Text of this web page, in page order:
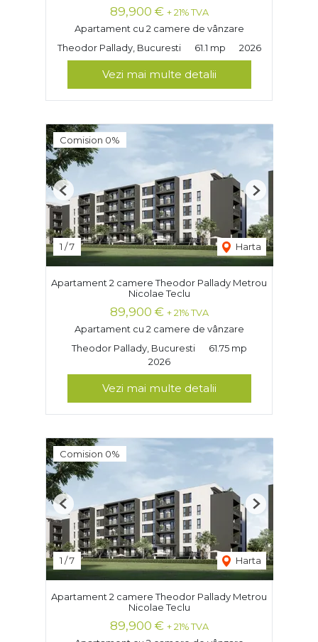
89,900 € + 21% TVA
Apartament cu 2 camere de vânzare
Theodor Pallady, Bucuresti
61.1 mp 2026
Vezi mai multe detalii
Comision 0%
1 /7 Harta
Previous Next
Apartament 2 camere Theodor Pallady Metrou
Nicolae Teclu
89,900 € + 21% TVA
Apartament cu 2 camere de vânzare
Theodor Pallady, Bucuresti
61.75 mp
2026
Vezi mai multe detalii
Comision 0%
1 /7 Harta
Previous Next
Apartament 2 camere Theodor Pallady Metrou
Nicolae Teclu
89,900 € + 21% TVA